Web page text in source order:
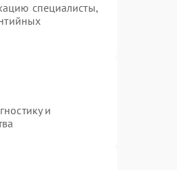
специалисты,
и